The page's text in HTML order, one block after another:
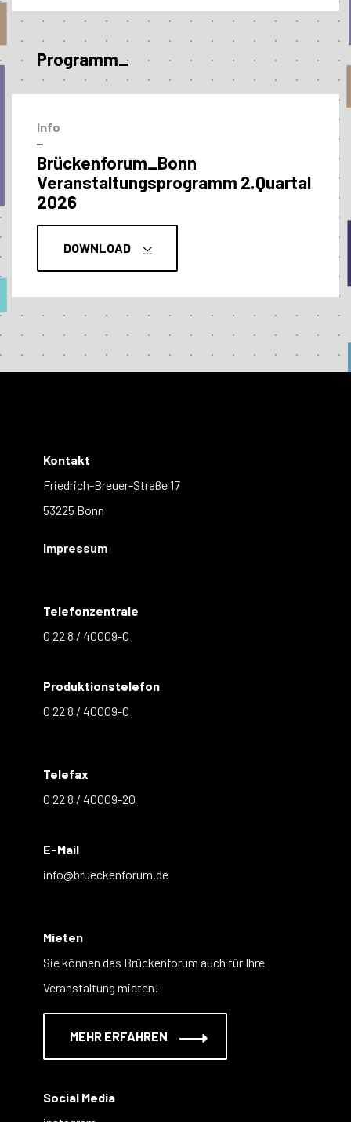
Programm_
Info
–
Brückenforum_Bonn
Veranstaltungs­programm 2.Quartal
2026
DOWNLOAD
Kontakt
Friedrich-Breuer-Straße 17
53225 Bonn
Impressum
Telefonzentrale
0 22 8 / 40009-0
Produktionstelefon
0 22 8 / 40009-0
Telefax
0 22 8 / 40009-20
E-Mail
info@brueckenforum.de
Mieten
Sie können das Brückenforum auch für Ihre
Veranstaltung mieten!
MEHR ERFAHREN
Social Media